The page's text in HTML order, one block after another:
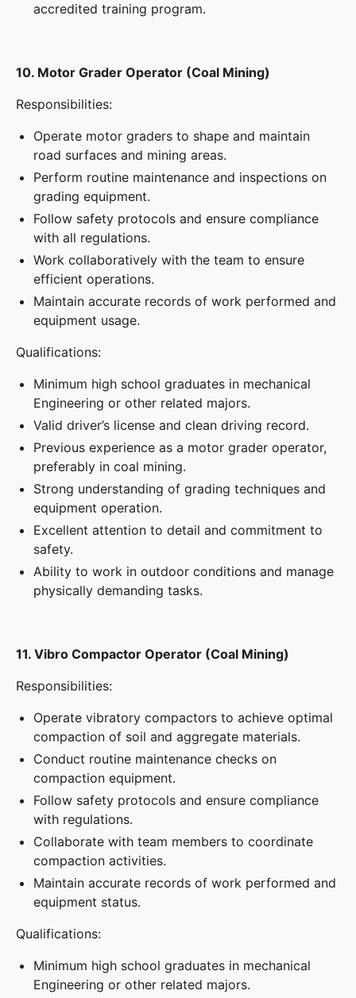
accredited training program.
10. Motor Grader Operator (Coal Mining)
Responsibilities:
Operate motor graders to shape and maintain
road surfaces and mining areas.
Perform routine maintenance and inspections on
grading equipment.
Follow safety protocols and ensure compliance
with all regulations.
Work collaboratively with the team to ensure
efficient operations.
Maintain accurate records of work performed and
equipment usage.
Qualifications:
Minimum high school graduates in mechanical
Engineering or other related majors.
Valid driver’s license and clean driving record.
Previous experience as a motor grader operator,
preferably in coal mining.
Strong understanding of grading techniques and
equipment operation.
Excellent attention to detail and commitment to
safety.
Ability to work in outdoor conditions and manage
physically demanding tasks.
11. Vibro Compactor Operator (Coal Mining)
Responsibilities:
Operate vibratory compactors to achieve optimal
compaction of soil and aggregate materials.
Conduct routine maintenance checks on
compaction equipment.
Follow safety protocols and ensure compliance
with regulations.
Collaborate with team members to coordinate
compaction activities.
Maintain accurate records of work performed and
equipment status.
Qualifications:
Minimum high school graduates in mechanical
Engineering or other related majors.